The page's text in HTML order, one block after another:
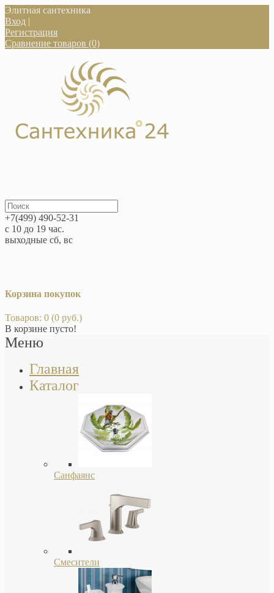
Элитная сантехника
Вход |
Регистрация
Сравнение товаров (0)
+7(499) 490-52-31
с 10 до 19 час.
выходные сб, вс
Корзина покупок
Товаров: 0 (0 руб.)
В корзине пусто!
Меню
Главная
Каталог
Санфаянс
Смесители